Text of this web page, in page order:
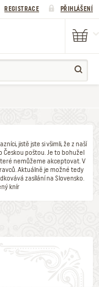
REGISTRACE PŘIHLÁŠENÍ
jistě jste si všimli, že z naší
poštou. Je to bohužel
nemůžeme akceptovat. V
Aktuálně je možné tedy
zasílání na Slovensko.
knír